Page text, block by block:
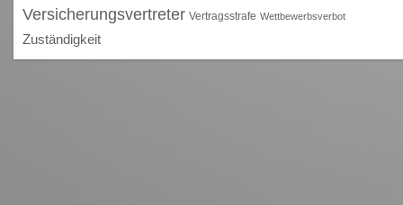
Versicherungsvertreter Vertragsstrafe Wettbewerbsverbot
Zuständigkeit